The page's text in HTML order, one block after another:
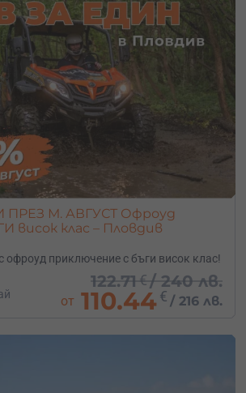
М. АВГУСТ Офроуд
висок клас – Пловдив
офроуд приключение с бъги висок клас!
122.71 € / 240 лв.
от 110.44€ /216 лв.